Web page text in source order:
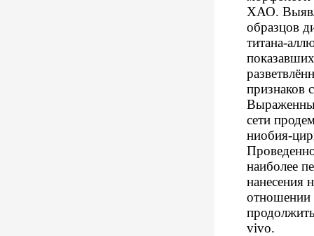
ХАО.
образцов
титана-
признаков
сети
ниобия-
наиболее
нанесения
отношении
vivo.